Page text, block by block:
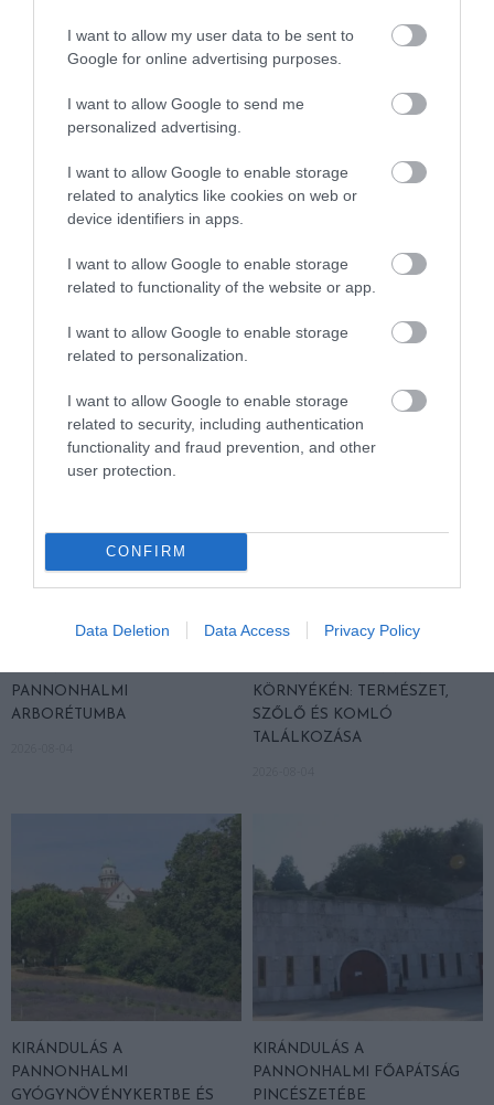
I want to allow my user data to be sent to
Google for online advertising purposes.
I want to allow Google to send me
personalized advertising.
I want to allow Google to enable storage
related to analytics like cookies on web or
device identifiers in apps.
I want to allow Google to enable storage
related to functionality of the website or app.
I want to allow Google to enable storage
related to personalization.
I want to allow Google to enable storage
related to security, including authentication
functionality and fraud prevention, and other
user protection.
CONFIRM
Data Deletion Data Access Privacy Policy
ELŐZŐ CIKK
VIGYÁZAT! SZALMONELLÁVAL FERTŐZÖTT
TOJÁSSZÁLLÍTMÁNY ÉRKEZETT MAGYARORSZÁGRA
KÖVETKEZŐ CIKK
NEMES CÉLBÓL NEMESÍTETT RÓZSASZÍN TÖKÖK
PANNONHALMI
ARBORÉTUMBA
KÖRNYÉKÉN: TERMÉSZET,
SZŐLŐ ÉS KOMLÓ
TALÁLKOZÁSA
KIRÁNDULÁS A
PANNONHALMI
GYÓGYNÖVÉNYKERTBE ÉS
KIRÁNDULÁS A
PANNONHALMI FŐAPÁTSÁG
PINCÉSZETÉBE